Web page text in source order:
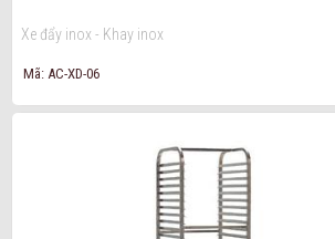
Xe đẩy inox - Khay inox
Mã: AC-XD-06